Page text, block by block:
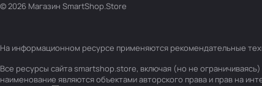
© 2026 Магазин SmartShop.Store
На информационном ресурсе применяются рекомендательные
Все ресурсы сайта smartshop.store, включая (но не
наименование являются объектами авторского права и прав на